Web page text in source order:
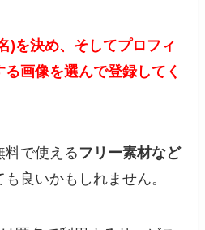
)を決め、そしてプロフィ
画像を選んで登録してく
料で使える フリー素材など
も良いかもしれません。